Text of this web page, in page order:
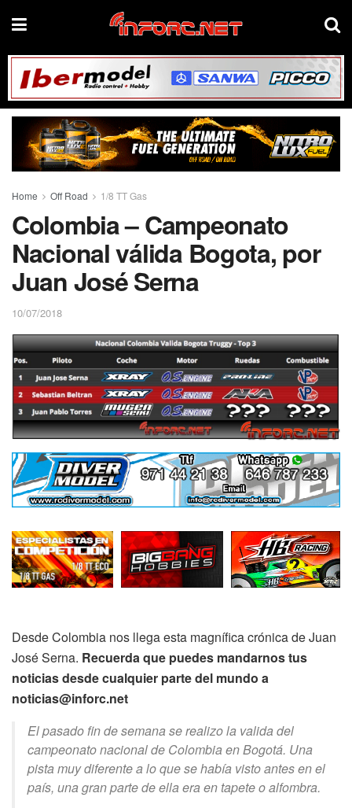
Home Off Road 1/8 TT Gas
Colombia – Campeonato
Nacional válida Bogota, por
Juan José Serna
10/07/2018
Desde Colombia nos llega esta magnífica crónica de Juan
José Serna. Recuerda que puedes mandarnos tus
noticias desde cualquier parte del mundo a
noticias@inforc.net
El pasado fin de semana se realizo la valida del
campeonato nacional de Colombia en Bogotá. Una
pista muy diferente a lo que se había visto antes en el
país, una gran parte de ella era en tapete o alfombra.